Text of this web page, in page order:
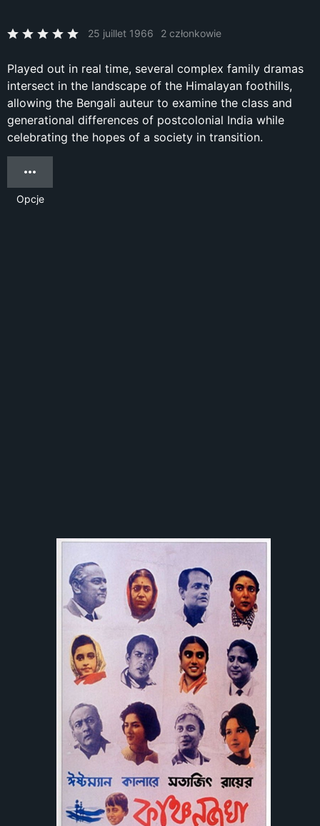
25 juillet 1966 2 członkowie
Played out in real time, several complex family dramas
intersect in the landscape of the Himalayan foothills,
allowing the Bengali auteur to examine the class and
generational differences of postcolonial India while
celebrating the hopes of a society in transition.
Opcje